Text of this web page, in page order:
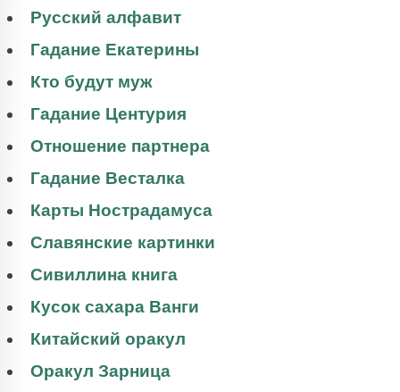
Русский алфавит
Гадание Екатерины
Кто будут муж
Гадание Центурия
Отношение партнера
Гадание Весталка
Карты Нострадамуса
Славянские картинки
Сивиллина книга
Кусок сахара Ванги
Китайский оракул
Оракул Зарница